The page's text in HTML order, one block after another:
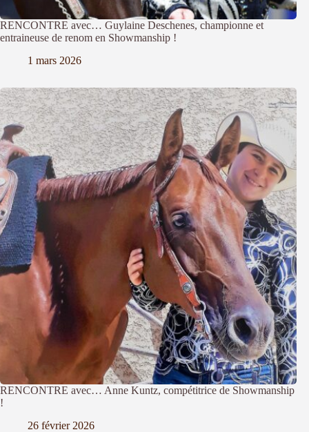
RENCONTRE avec… Guylaine Deschenes, championne et
entraineuse de renom en Showmanship !
1 mars 2026
RENCONTRE avec… Anne Kuntz, compétitrice de Showmanship
!
26 février 2026